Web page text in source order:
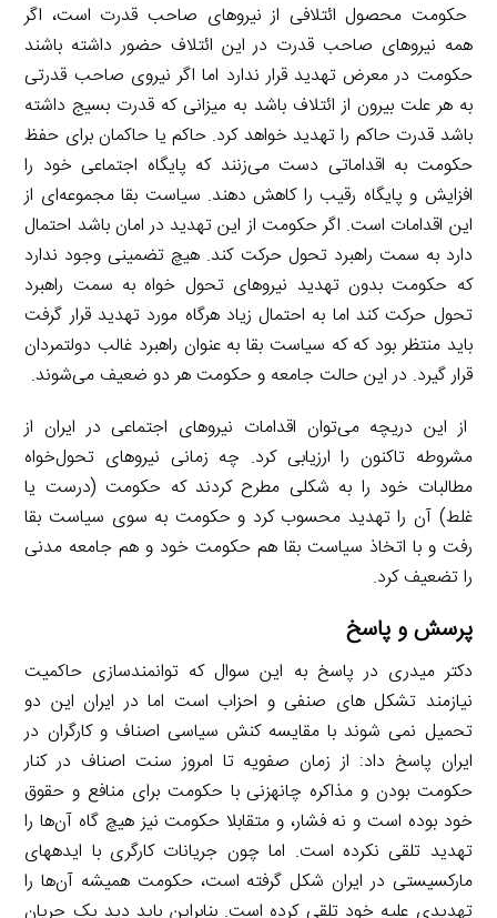
حکومت محصول ائتلافی از نیروهای صاحب قدرت است، اگر
همه نیروهای صاحب قدرت در این ائتلاف حضور داشته باشند
حکومت در معرض تهدید قرار ندارد اما اگر نیروی صاحب قدرتی
به هر علت بیرون از ائتلاف باشد به میزانی که قدرت بسیج داشته
باشد قدرت حاکم را تهدید خواهد کرد. حاکم یا حاکمان برای حفظ
حکومت به اقداماتی دست می‌زنند که پایگاه اجتماعی خود را
افزایش و پایگاه رقیب را کاهش دهند. سیاست بقا مجموعه‌ای از
این اقدامات است. اگر حکومت از این تهدید در امان باشد احتمال
دارد به سمت راهبرد تحول حرکت کند. هیچ تضمینی وجود ندارد
که حکومت بدون تهدید نیروهای تحول خواه به سمت راهبرد
تحول حرکت کند اما به احتمال زیاد هرگاه مورد تهدید قرار گرفت
باید منتظر بود که که سیاست بقا به عنوان راهبرد غالب دولتمردان
قرار گیرد. در این حالت جامعه و حکومت هر دو ضعیف می‌شوند.
از این دریچه می‌توان اقدامات نیروهای اجتماعی در ایران از
مشروطه تاکنون را ارزیابی کرد. چه زمانی نیروهای تحول‌خواه
مطالبات خود را به شکلی مطرح کردند که حکومت (درست یا
غلط) آن را تهدید محسوب کرد و حکومت به سوی سیاست بقا
رفت و با اتخاذ سیاست بقا هم حکومت خود و هم جامعه مدنی
را تضعیف کرد.
پرسش و پاسخ
دکتر میدری در پاسخ به این سوال که توانمندسازی حاکمیت
نیازمند تشکل های صنفی و احزاب است اما در ایران این دو
تحمیل نمی شوند با مقایسه کنش سیاسی اصناف و کارگران در
ایران پاسخ داد: از زمان صفویه تا امروز سنت اصناف در کنار
حکومت بودن و مذاکره چانه­زنی با حکومت برای منافع و حقوق
خود بوده است و نه فشار، و متقابلا حکومت نیز هیچ گاه آن‌ها را
تهدید تلقی نکرده است. اما چون جریانات کارگری با ایده­های
مارکسیستی در ایران شکل ­گرفته است، حکومت همیشه آن‌ها را